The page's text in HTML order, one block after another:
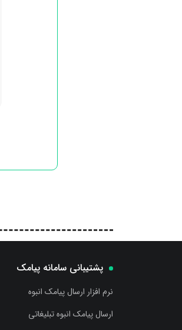
پشتیبانی سامانه پیامک
نرم افزار ارسال پیامک انبوه
ارسال پیامک انبوه تبلیغاتی